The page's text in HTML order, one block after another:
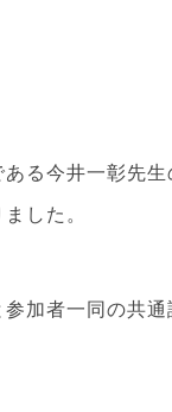
る今井一彰先
した。
加者一同の共通